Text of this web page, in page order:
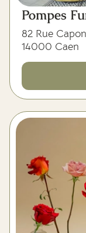
Pompes
82 Rue
14000 Caen